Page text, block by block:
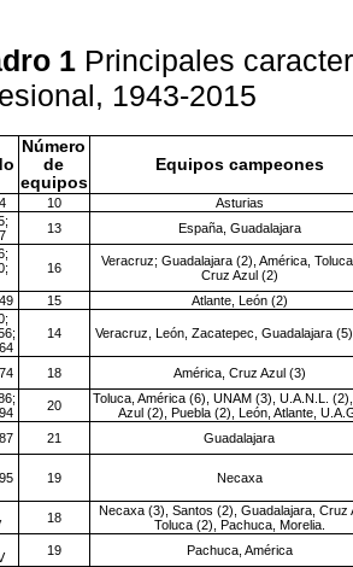
1 Principales
1943-2015
Número
de
equipos
Equipos campeones
10
Asturias
13
España, Guadalajara
16
Veracruz; Guadalajara (2), América,
Cruz Azul (2)
15
Atlante, León (2)
14 Veracruz, León, Zacatepec, Guadalajara
18
América, Cruz Azul (3)
20
Toluca, América (6), UNAM (3), U.A.N.L.
Azul (2), Puebla (2), León, Atlante,
21 Guadalajara
19 Necaxa
18
Necaxa (3), Santos (2), Guadalajara, Cruz
Toluca (2), Pachuca, Morelia.
19
Pachuca, América